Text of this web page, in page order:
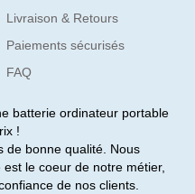
Livraison & Retours
Paiements sécurisés
FAQ
batterie ordinateur portable
!
de bonne qualité. Nous
le coeur de notre métier,
de nos clients.